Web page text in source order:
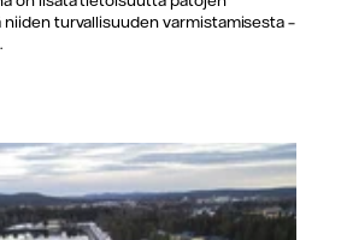
turvallisuuden varmistamisesta –